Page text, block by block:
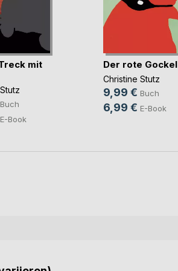
mit
Buch
E-Book
Der rote Gockel
Christine Stutz
9,99 € Buch
6,99 € E-Book